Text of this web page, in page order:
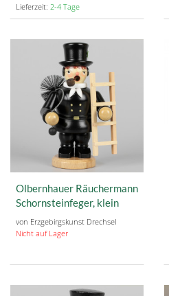
Lieferzeit: 2-4 Tage
Olbernhauer Räuchermann
Schornsteinfeger, klein
von Erzgebirgskunst Drechsel
Nicht auf Lager